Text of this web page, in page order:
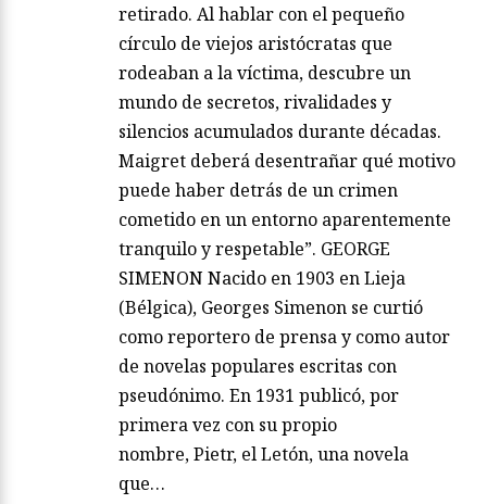
retirado. Al hablar con el pequeño
círculo de viejos aristócratas que
rodeaban a la víctima, descubre un
mundo de secretos, rivalidades y
silencios acumulados durante décadas.
Maigret deberá desentrañar qué motivo
puede haber detrás de un crimen
cometido en un entorno aparentemente
tranquilo y respetable”. GEORGE
SIMENON Nacido en 1903 en Lieja
(Bélgica), Georges Simenon se curtió
como reportero de prensa y como autor
de novelas populares escritas con
pseudónimo. En 1931 publicó, por
primera vez con su propio
nombre, Pietr, el Letón, una novela
que…